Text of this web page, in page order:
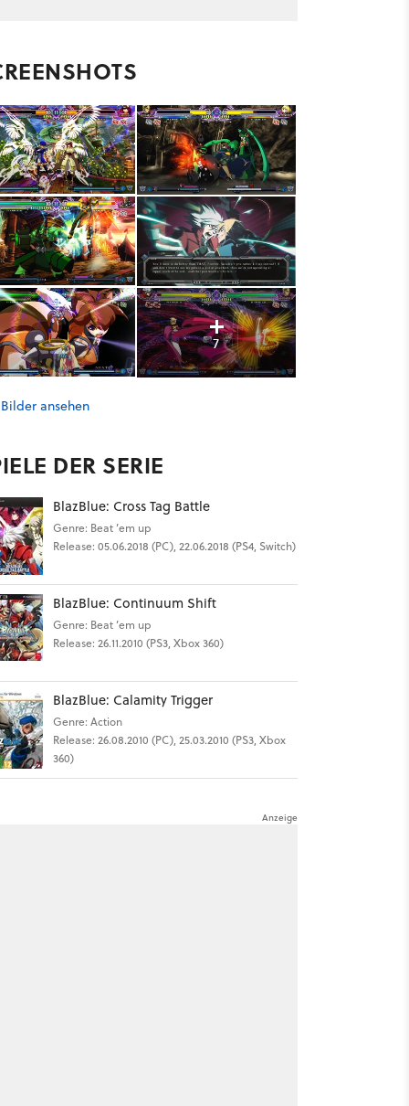
7
ansehen
DER SERIE
BlazBlue: Cross Tag Battle
Genre: Beat ’em up
Release: 05.06.2018 (PC), 22.06.2018 (PS4, Switch)
BlazBlue: Continuum Shift
Genre: Beat ’em up
Release: 26.11.2010 (PS3, Xbox 360)
BlazBlue: Calamity Trigger
Genre: Action
Release: 26.08.2010 (PC), 25.03.2010 (PS3, Xbox
360)